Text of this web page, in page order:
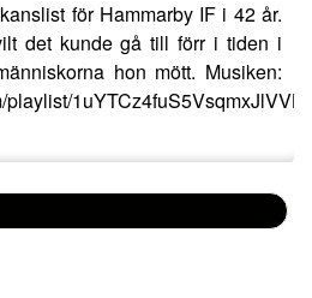
för Hammarby IF i 42 år.
det kunde gå till förr i tiden i
hon mött. Musiken:
playlist/